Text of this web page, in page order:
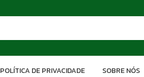
POLÍTICA DE PRIVACIDADE SOBRE NÓS